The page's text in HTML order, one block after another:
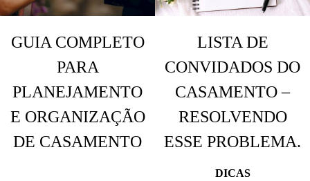
GUIA COMPLETO
PARA
PLANEJAMENTO
E ORGANIZAÇÃO
DE CASAMENTO
LISTA DE
CONVIDADOS DO
CASAMENTO –
RESOLVENDO
ESSE PROBLEMA.
DICAS